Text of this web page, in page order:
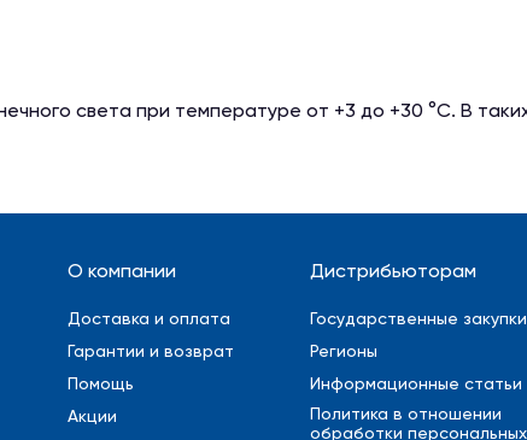
света при температуре от +3 до +30 °C. В
О компании
Доставка и оплата
Гарантии и возврат
Помощь
Акции
Дистрибьюторам
Государственные закупки
Регионы
Информационные статьи
Политика в отношении
обработки